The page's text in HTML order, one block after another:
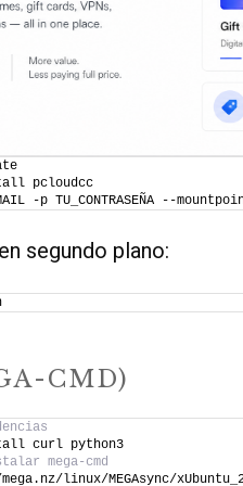
pcloudcc
-p TU_CONTRASEÑA --
segundo plano:
CMD)
curl python3
mega-cmd
linux/MEGAsync/